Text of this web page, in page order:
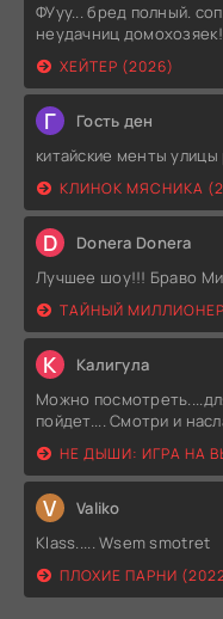
ФУуу... бред полный.
неудачниц
ХЕЙТЕР (2026)
Г Гость ден
китайские менты
КЛИНОК МЯСНИКА
D Donera Donera
Лучшее шоу!!! Браво
ТАЙНЫЙ
К Калигула
Можно
пойдет.... Смотри и
НЕ ДЫШИ: ИГРА НА
V Valiko
Klass..... Wsem smotret
ПЛОХИЕ ПАРНИ